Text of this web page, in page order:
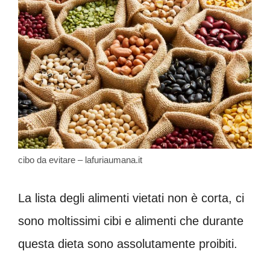
cibo da evitare – lafuriaumana.it
La lista degli alimenti vietati non è corta, ci
sono moltissimi cibi e alimenti che durante
questa dieta sono assolutamente proibiti.